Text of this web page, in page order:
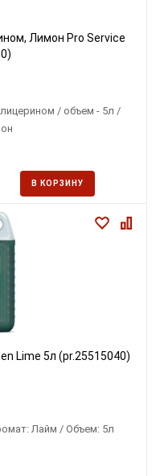
Лимон Pro Service
/ объем - 5л /
В КОРЗИНУ
Lime 5л (pr.25515040)
Лайм / Объем: 5л